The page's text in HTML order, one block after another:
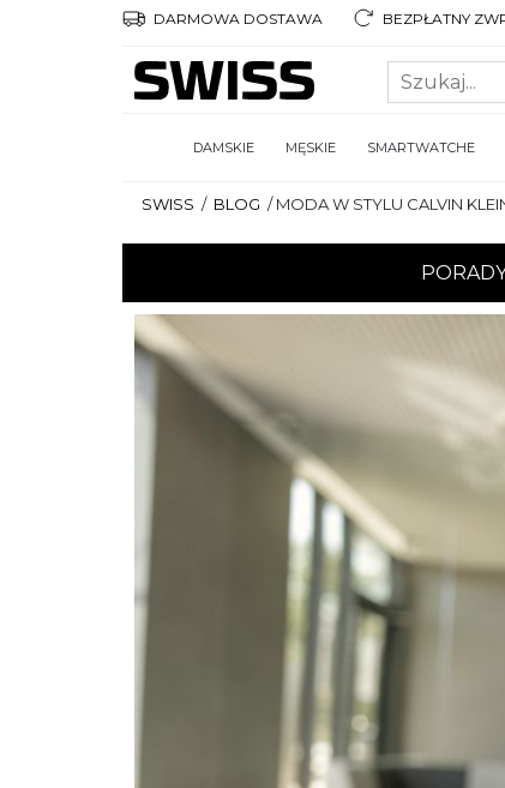
DARMOWA DOSTAWA BEZPŁATNY
DAMSKIE MĘSKIE SMARTWATCHE
SWISS / BLOG /MODA W STYLU CALVIN